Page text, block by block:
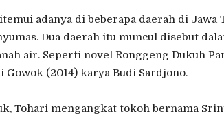
adanya di beberapa daerah di Jawa
Dua daerah itu muncul disebut
air. Seperti novel Ronggeng Dukuh
(2014) karya Budi Sardjono.
Tohari mengangkat tokoh bernama